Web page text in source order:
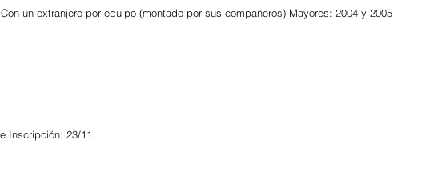
un extranjero por equipo (montado por sus compañeros) Mayores: 2004 y 2005
Inscripción: 23/11.